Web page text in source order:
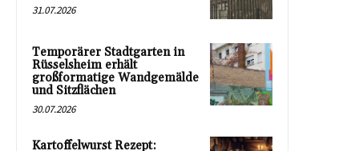
31.07.2026
Temporärer Stadtgarten in
Rüsselsheim erhält
großformatige Wandgemälde
und Sitzflächen
30.07.2026
Kartoffelwurst Rezept: